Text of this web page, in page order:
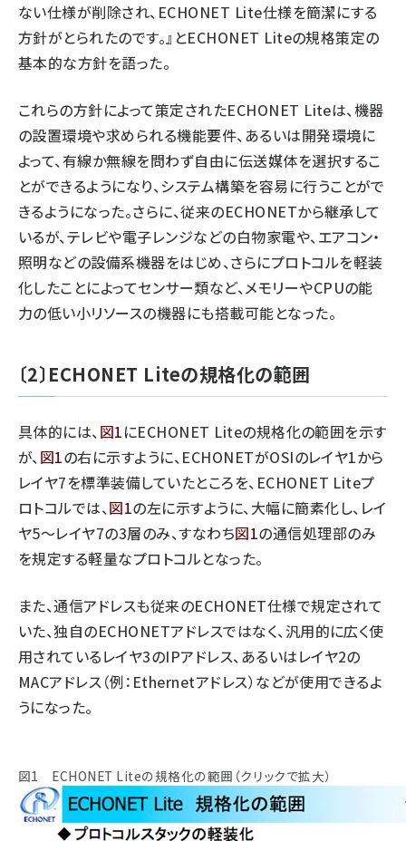
ない仕様が削除され、ECHONET Lite仕様を簡潔にする
方針がとられたのです。』とECHONET Liteの規格策定の
基本的な方針を語った。
これらの方針によって策定されたECHONET Liteは、機器
の設置環境や求められる機能要件、あるいは開発環境に
よって、有線か無線を問わず自由に伝送媒体を選択するこ
とができるようになり、システム構築を容易に行うことがで
きるようになった。さらに、従来のECHONETから継承して
いるが、テレビや電子レンジなどの白物家電や、エアコン・
照明などの設備系機器をはじめ、さらにプロトコルを軽装
化したことによってセンサー類など、メモリーやCPUの能
力の低い小リソースの機器にも搭載可能となった。
〔2〕ECHONET Liteの規格化の範囲
具体的には、図1にECHONET Liteの規格化の範囲を示す
が、図1の右に示すように、ECHONETがOSIのレイヤ1から
レイヤ7を標準装備していたところを、ECHONET Liteプ
ロトコルでは、図1の左に示すように、大幅に簡素化し、レイ
ヤ5～レイヤ7の3層のみ、すなわち図1の通信処理部のみ
を規定する軽量なプロトコルとなった。
また、通信アドレスも従来のECHONET仕様で規定されて
いた、独自のECHONETアドレスではなく、汎用的に広く使
用されているレイヤ3のIPアドレス、あるいはレイヤ2の
MACアドレス（例：Ethernetアドレス）などが使用できるよ
うになった。
図1 ECHONET Liteの規格化の範囲（クリックで拡大）